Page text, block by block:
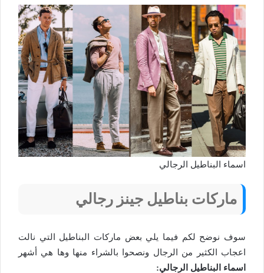
اسماء البناطيل الرجالي
ماركات بناطيل جينز رجالي
سوف نوضح لكم فيما يلي بعض ماركات البناطيل التي نالت
اعجاب الكثير من الرجال ونصحوا بالشراء منها وها هي أشهر
اسماء البناطيل الرجالي: